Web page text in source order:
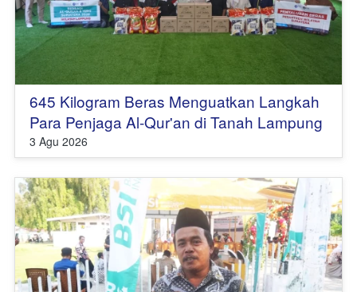
645 Kilogram Beras Menguatkan Langkah
Para Penjaga Al-Qur'an di Tanah Lampung
3 Agu 2026